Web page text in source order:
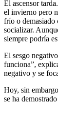
El ascensor
el invierno pero
frío o demasiado
socializar.
siempre podría
El sesgo
funciona”,
negativo y se
Hoy, sin
se ha